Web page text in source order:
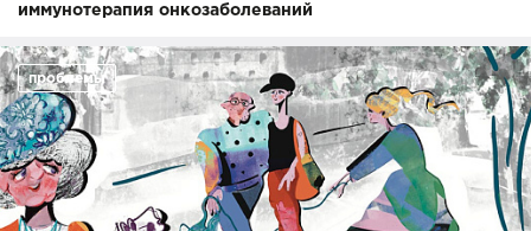
иммунотерапия онкозаболеваний
проблемы